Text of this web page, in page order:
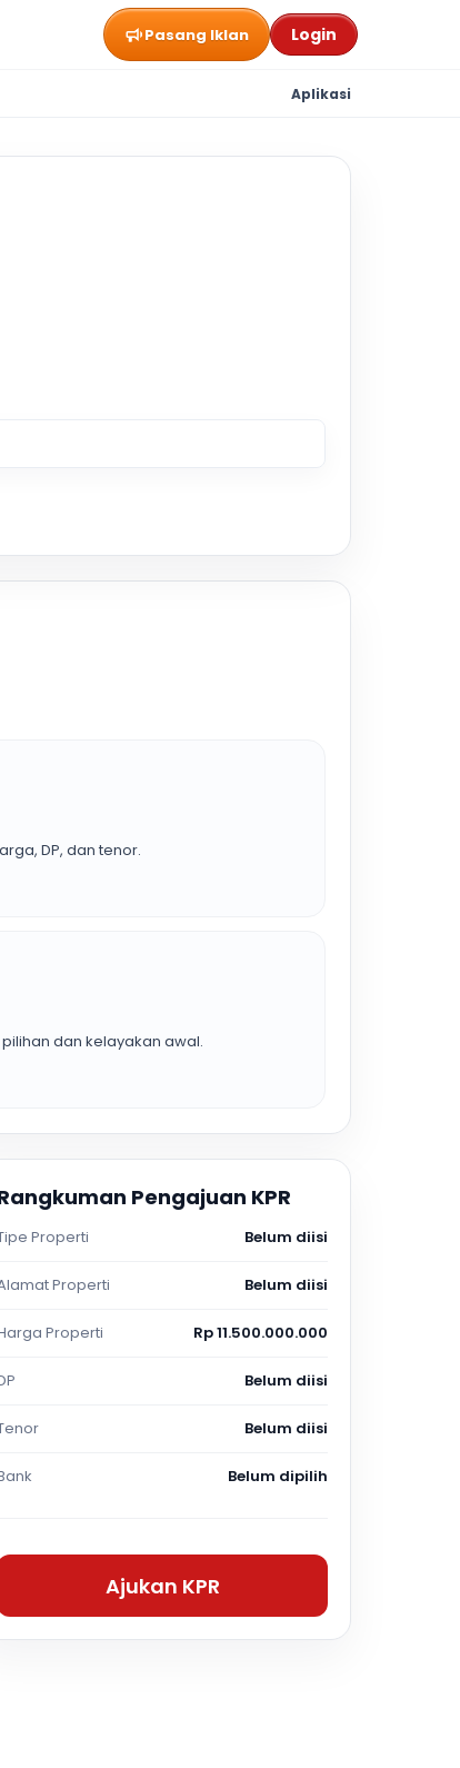
Pasang Iklan Login
Aplikasi
DP, dan tenor.
dan kelayakan awal.
Pengajuan KPR
Properti Belum diisi
Properti Belum diisi
Properti Rp 11.500.000.000
Belum diisi
Belum diisi
Belum dipilih
Ajukan KPR